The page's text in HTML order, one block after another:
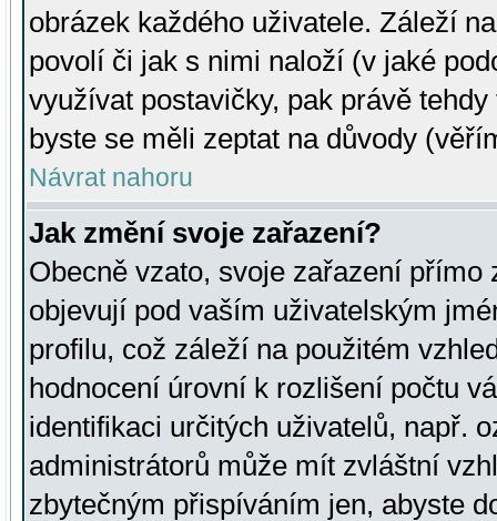
obrázek každého uživatele. Záleží
povolí či jak s nimi naloží (v jaké
využívat postavičky, pak právě
byste se měli zeptat na důvody
Návrat nahoru
Jak změní svoje zařazení?
Obecně vzato, svoje zařazení přímo
objevují pod vaším uživatelským
profilu, což záleží na použitém
hodnocení úrovní k rozlišení počtu
identifikaci určitých uživatelů, např.
administrátorů může mít zvláštní
zbytečným přispíváním jen, abyste